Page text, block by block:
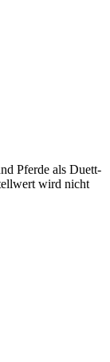
Pferde als Duett-
wird nicht